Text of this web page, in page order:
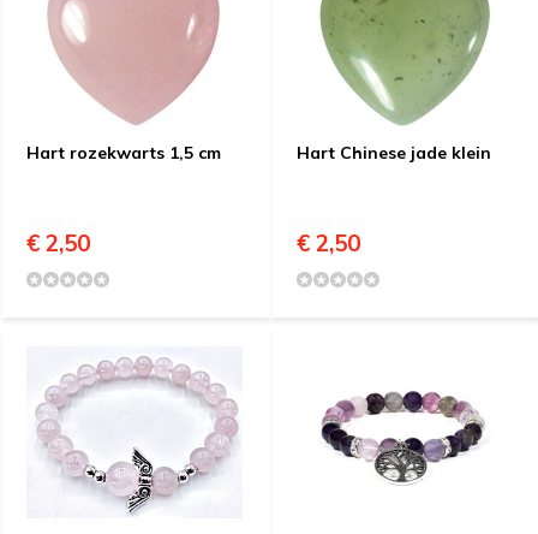
Hart rozekwarts 1,5 cm
€ 2,50
Hart Chinese jade klein
€ 2,50